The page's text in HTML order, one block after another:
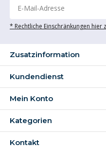
* Rechtliche Einschränkungen hier
Zusatzinformation
Kundendienst
Mein Konto
Kategorien
Kontakt